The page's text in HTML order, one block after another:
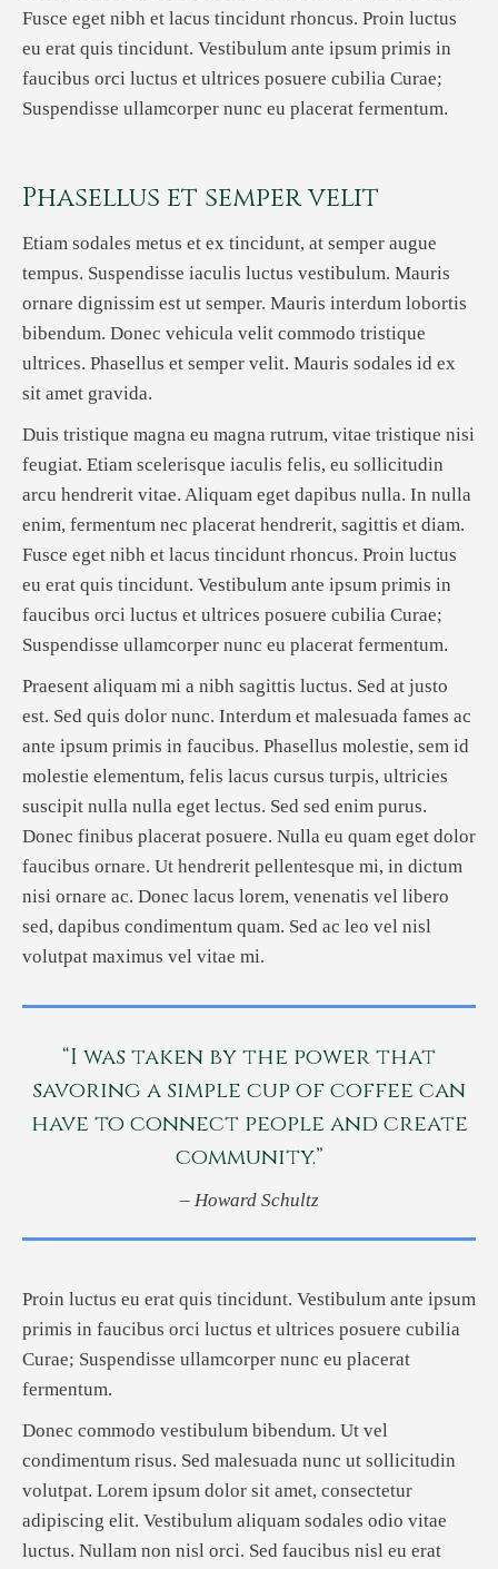
Fusce eget nibh et lacus tincidunt rhoncus. Proin luctus
eu erat quis tincidunt. Vestibulum ante ipsum primis in
faucibus orci luctus et ultrices posuere cubilia Curae;
Suspendisse ullamcorper nunc eu placerat fermentum.
Phasellus et semper velit
Etiam sodales metus et ex tincidunt, at semper augue
tempus. Suspendisse iaculis luctus vestibulum. Mauris
ornare dignissim est ut semper. Mauris interdum lobortis
bibendum. Donec vehicula velit commodo tristique
ultrices. Phasellus et semper velit. Mauris sodales id ex
sit amet gravida.
Duis tristique magna eu magna rutrum, vitae tristique nisi
feugiat. Etiam scelerisque iaculis felis, eu sollicitudin
arcu hendrerit vitae. Aliquam eget dapibus nulla. In nulla
enim, fermentum nec placerat hendrerit, sagittis et diam.
Fusce eget nibh et lacus tincidunt rhoncus. Proin luctus
eu erat quis tincidunt. Vestibulum ante ipsum primis in
faucibus orci luctus et ultrices posuere cubilia Curae;
Suspendisse ullamcorper nunc eu placerat fermentum.
Praesent aliquam mi a nibh sagittis luctus. Sed at justo
est. Sed quis dolor nunc. Interdum et malesuada fames ac
ante ipsum primis in faucibus. Phasellus molestie, sem id
molestie elementum, felis lacus cursus turpis, ultricies
suscipit nulla nulla eget lectus. Sed sed enim purus.
Donec finibus placerat posuere. Nulla eu quam eget dolor
faucibus ornare. Ut hendrerit pellentesque mi, in dictum
nisi ornare ac. Donec lacus lorem, venenatis vel libero
sed, dapibus condimentum quam. Sed ac leo vel nisl
volutpat maximus vel vitae mi.
“I was taken by the power that
savoring a simple cup of coffee can
have to connect people and create
community.”
– Howard Schultz
Proin luctus eu erat quis tincidunt. Vestibulum ante ipsum
primis in faucibus orci luctus et ultrices posuere cubilia
Curae; Suspendisse ullamcorper nunc eu placerat
fermentum.
Donec commodo vestibulum bibendum. Ut vel
condimentum risus. Sed malesuada nunc ut sollicitudin
volutpat. Lorem ipsum dolor sit amet, consectetur
adipiscing elit. Vestibulum aliquam sodales odio vitae
luctus. Nullam non nisl orci. Sed faucibus nisl eu erat